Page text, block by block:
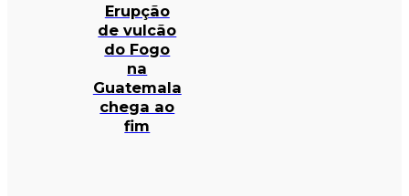
Erupção
de vulcão
do Fogo
na
Guatemala
chega ao
fim